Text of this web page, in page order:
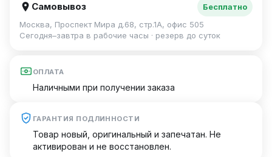
Самовывоз
Бесплатно
Москва, Проспект Мира д.68, стр.1А, офис 505
Сегодня–завтра в рабочие часы · резерв до суток
ОПЛАТА
Наличными при получении заказа
ГАРАНТИЯ ПОДЛИННОСТИ
Товар новый, оригинальный и запечатан. Не
активирован и не восстановлен.